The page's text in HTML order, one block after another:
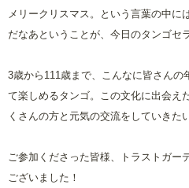
メリークリスマス。という言葉の中に
だなあということが、今日のタンゴセ
3歳から111歳まで、こんなに皆さんの
て楽しめるタンゴ。この文化に出会え
くさんの方と元気の交流をしていきた
ご参加くださった皆様、トラストガー
ございました！